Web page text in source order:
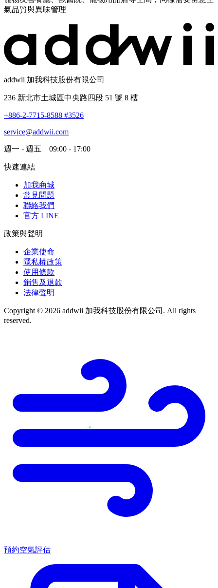
氣品質與異味管理
addwii 加我科技股份有限公司
236 新北市土城區中央路四段 51 號 8 樓
+886-2-7715-8588 #3526
service@addwii.com
週一 - 週五 09:00 - 17:00
快速連結
加我商城
常見問題
聯絡我們
官方 LINE
政策與聲明
企業使命
隱私權政策
使用條款
銷售及退款
法律聲明
Copyright © 2026 addwii 加我科技股份有限公司. All rights
reserved.
預約空氣評估